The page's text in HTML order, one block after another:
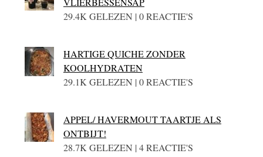
29.4K GELEZEN | 0 REACTIE'S
HARTIGE QUICHE ZONDER
KOOLHYDRATEN
29.1K GELEZEN | 0 REACTIE'S
APPEL/ HAVERMOUT TAARTJE ALS
ONTBIJT!
28.7K GELEZEN | 4 REACTIE'S